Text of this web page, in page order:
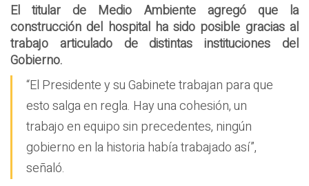
El titular de Medio Ambiente agregó que la
construcción del hospital ha sido posible gracias al
trabajo articulado de distintas instituciones del
Gobierno.
“El Presidente y su Gabinete trabajan para que
esto salga en regla. Hay una cohesión, un
trabajo en equipo sin precedentes, ningún
gobierno en la historia había trabajado así”,
señaló.